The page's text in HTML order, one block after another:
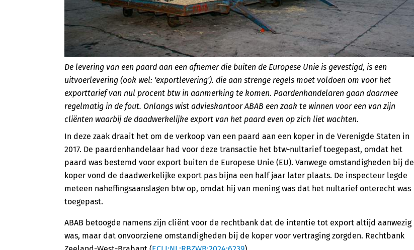
De levering van een paard aan een afnemer die buiten de Europese Unie is gevestigd, is een
uitvoerlevering (ook wel: 'exportlevering'). die aan strenge regels moet voldoen om voor het
exporttarief van nul procent btw in aanmerking te komen. Paardenhandelaren gaan daarmee
regelmatig in de fout. Onlangs wist advieskantoor ABAB een zaak te winnen voor een van zijn
cliënten waarbij de daadwerkelijke export van het paard even op zich liet wachten.
In deze zaak draait het om de verkoop van een paard aan een koper in de Verenigde Staten in
2017. De paardenhandelaar had voor deze transactie het btw-nultarief toegepast, omdat het
paard was bestemd voor export buiten de Europese Unie (EU). Vanwege omstandigheden bij de
koper vond de daadwerkelijke export pas bijna een half jaar later plaats. De inspecteur legde
meteen naheffingsaanslagen btw op, omdat hij van mening was dat het nultarief onterecht was
toegepast.
ABAB betoogde namens zijn cliënt voor de rechtbank dat de intentie tot export altijd aanwezig
was, maar dat onvoorziene omstandigheden bij de koper voor vertraging zorgden. Rechtbank